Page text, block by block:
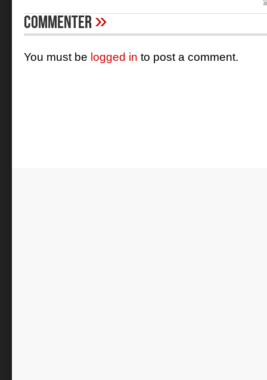
Commenter»
You must be logged in to post a comment.